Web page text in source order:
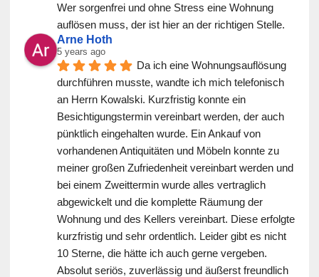
Wer sorgenfrei und ohne Stress eine Wohnung
auflösen muss, der ist hier an der richtigen Stelle.
Arne Hoth
5 years ago
Da ich eine Wohnungsauflösung
durchführen musste, wandte ich mich telefonisch
an Herrn Kowalski. Kurzfristig konnte ein
Besichtigungstermin vereinbart werden, der auch
pünktlich eingehalten wurde. Ein Ankauf von
vorhandenen Antiquitäten und Möbeln konnte zu
meiner großen Zufriedenheit vereinbart werden und
bei einem Zweittermin wurde alles vertraglich
abgewickelt und die komplette Räumung der
Wohnung und des Kellers vereinbart. Diese erfolgte
kurzfristig und sehr ordentlich. Leider gibt es nicht
10 Sterne, die hätte ich auch gerne vergeben.
Absolut seriös, zuverlässig und äußerst freundlich